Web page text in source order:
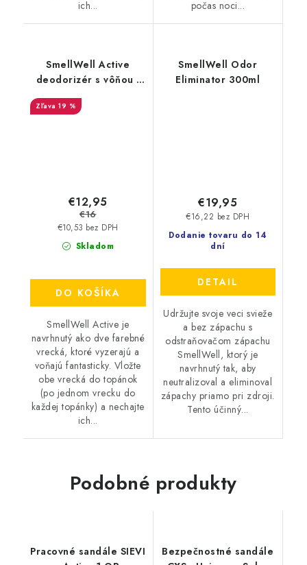
ich...
počas noci...
SmellWell Active
deodorizér s vôňou -
19 %
Skladom
€10,53 bez DPH
€12,95
€16
DO KOŠÍKA
SmellWell Active je
navrhnutý ako dve farebné
vrecká, ktoré vyzerajú a
voňajú fantasticky. Vložte
obe vrecká do topánok
(po jednom vrecku do
každej topánky) a nechajte
ich...
SmellWell Odor
Eliminator 300ml
Dodanie tovaru do 14
dní
€16,22 bez DPH
€19,95
DETAIL
Udržujte svoje veci svieže
a bez zápachu s
odstraňovačom zápachu
SmellWell, ktorý je
navrhnutý tak, aby
neutralizoval a eliminoval
zápachy priamo pri zdroji.
Tento účinný...
Podobné produkty
Pracovné sandále SIEVI
Bezpečnostné sandále